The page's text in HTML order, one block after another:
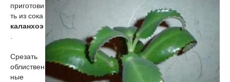
приготови
ть из сока
каланхоэ
Срезать
облиствен
ные